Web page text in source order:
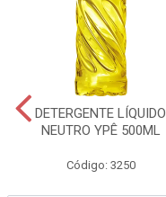
DETERGENTE LÍQUIDO
NEUTRO YPÊ 500ML
Código: 3250